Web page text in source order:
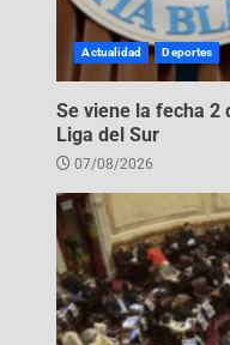
Actualidad Deportes
Se viene la fecha 2
Liga del Sur
07/08/2026